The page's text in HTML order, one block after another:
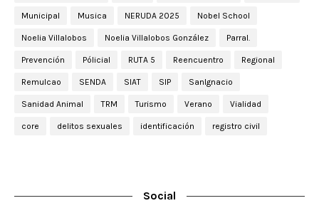
Municipal Musica NERUDA 2025 Nobel School
Noelia Villalobos Noelia Villalobos González Parral.
Prevención Pólicial RUTA 5 Reencuentro Regional
Remulcao SENDA SIAT SIP SanIgnacio
Sanidad Animal TRM Turismo Verano Vialidad
core delitos sexuales identificación registro civil
Social